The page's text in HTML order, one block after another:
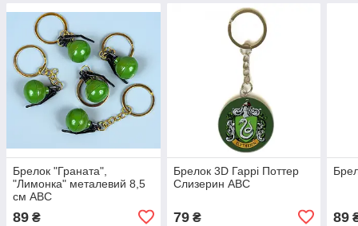
Брелок "Граната",
"Лимонка" металевий 8,5
см ABC
89 ₴
Брелок 3D Гаррі Поттер
Слизерин ABC
79₴ 89